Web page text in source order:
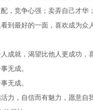
，竞争心强；卖弄自己才
到最好的一面，喜欢成为众
成就，渴望比他人更成功，
无成。
无成。
力，自信而有魅力，愿意